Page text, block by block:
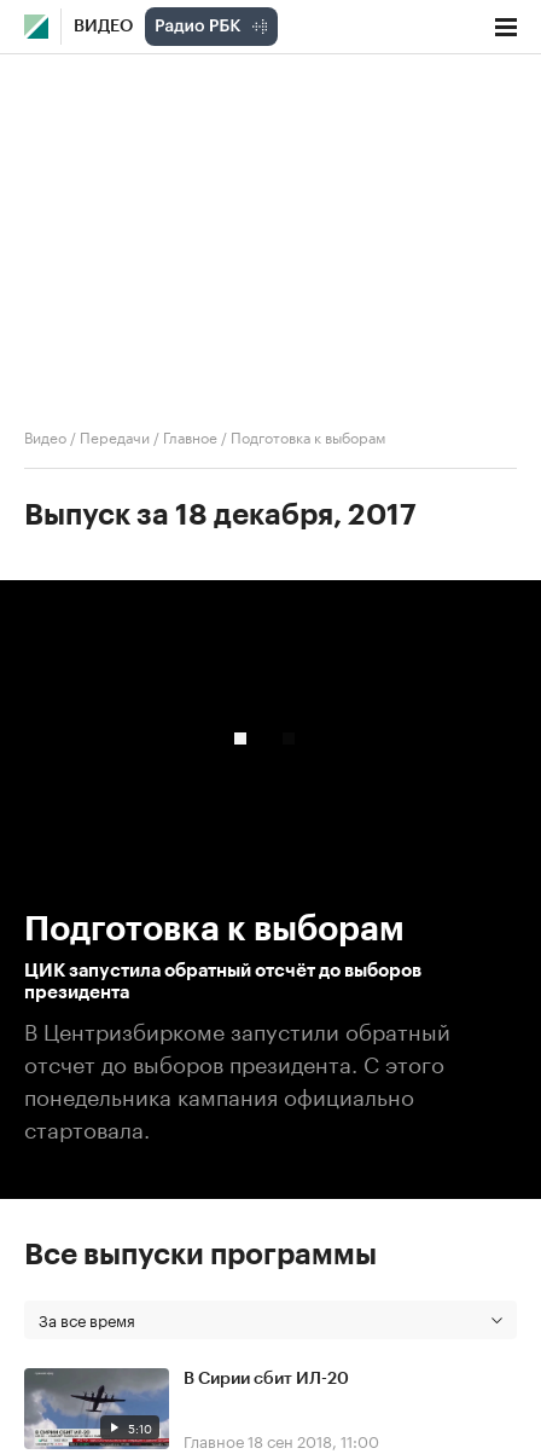
ВИДЕО
Видео / Передачи / Главное / Подготовка к выборам
Выпуск за 18 декабря, 2017
Подготовка к выборам
ЦИК запустила обратный отсчёт до выборов
президента
В Центризбиркоме запустили обратный
отсчет до выборов президента. С этого
понедельника кампания официально
стартовала.
Все выпуски программы
За все время
5:10
В Сирии сбит ИЛ-20
Главное18 сен 2018, 11:00